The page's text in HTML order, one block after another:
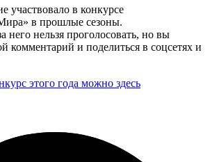
участвовало в конкурсе
в прошлые сезоны.
него нельзя проголосовать, но вы
комментарий и поделиться в соцсетях и
этого года можно здесь